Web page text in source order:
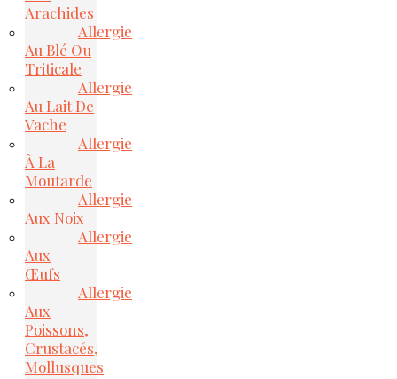
Arachides
Allergie
Au Blé Ou
Triticale
Allergie
Au Lait De
Vache
Allergie
À La
Moutarde
Allergie
Aux Noix
Allergie
Aux
Œufs
Allergie
Aux
Poissons,
Crustacés,
Mollusques